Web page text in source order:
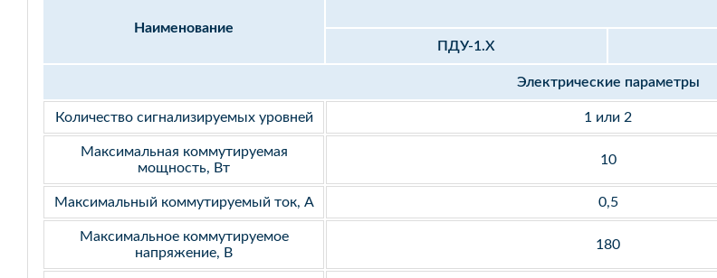
Наименование
ПДУ-1.Х
Электрические параметры
Количество сигнализируемых уровней 1 или 2
Максимальная коммутируемая
мощность, Вт
10
Максимальный коммутируемый ток, А 0,5
Максимальное коммутируемое
напряжение, В
180